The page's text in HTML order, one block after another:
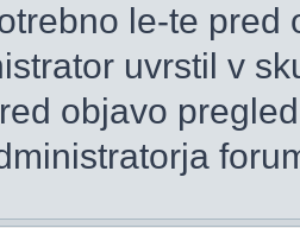
le-te
uvrstil v
objavo